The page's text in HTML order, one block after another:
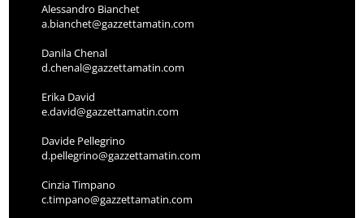
Alessandro Bianchet
a.bianchet@gazzettamatin.com
Danila Chenal
d.chenal@gazzettamatin.com
Erika David
e.david@gazzettamatin.com
Davide Pellegrino
d.pellegrino@gazzettamatin.com
Cinzia Timpano
c.timpano@gazzettamatin.com